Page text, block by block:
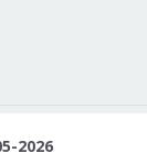
2026